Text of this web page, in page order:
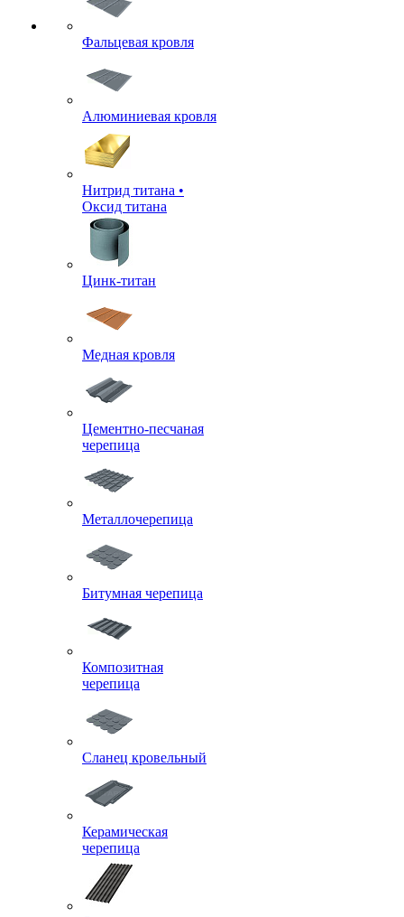
Фальцевая кровля
Алюминиевая кровля
Нитрид титана •
Оксид титана
Цинк-титан
Медная кровля
Цементно-песчаная
черепица
Металлочерепица
Битумная черепица
Композитная
черепица
Сланец кровельный
Керамическая
черепица